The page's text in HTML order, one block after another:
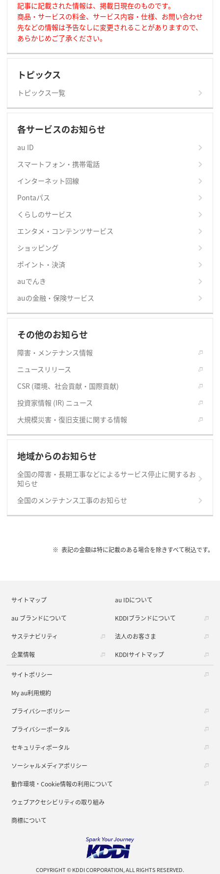
記事に記載された情報は、掲載日現在のものです。
商品・サービスの料金、サービス内容・仕様、お問い合わせ
先などの情報は予告なしに変更されることがありますので、
あらかじめご了承ください。
トピックス
トピックス一覧
各サービスのお知らせ
au ID
スマートフォン・携帯電話
インターネット回線
Pontaパス
くらしのサービス
エンタメ・コンテンツサービス
ショッピング
ポイント・決済
auでんき
auの金融・保険サービス
その他のお知らせ
障害・メンテナンス情報
ニュースリリース
CSR (環境、社会貢献・国際貢献)
投資家情報 (IR) ニュース
大規模災害・復旧支援に関する情報
地域からのお知らせ
全国の障害・長期工事などによるサービス停止に関するお
知らせ
全国のメンテナンス工事のお知らせ
表記の金額は特に記載のある場合を除きすべて税込です。
サイトマップ au IDについて
au ブランドについて KDDIブランドについて
サステナビリティ 法人のお客さま
企業情報 KDDIサイトマップ
サイトポリシー
My au利用規約
プライバシーポリシー
プライバシーポータル
セキュリティポータル
ソーシャルメディアポリシー
動作環境・Cookie情報の利用について
ウェブアクセシビリティの取り組み
商標について
COPYRIGHT © KDDI CORPORATION, ALL RIGHTS RESERVED.